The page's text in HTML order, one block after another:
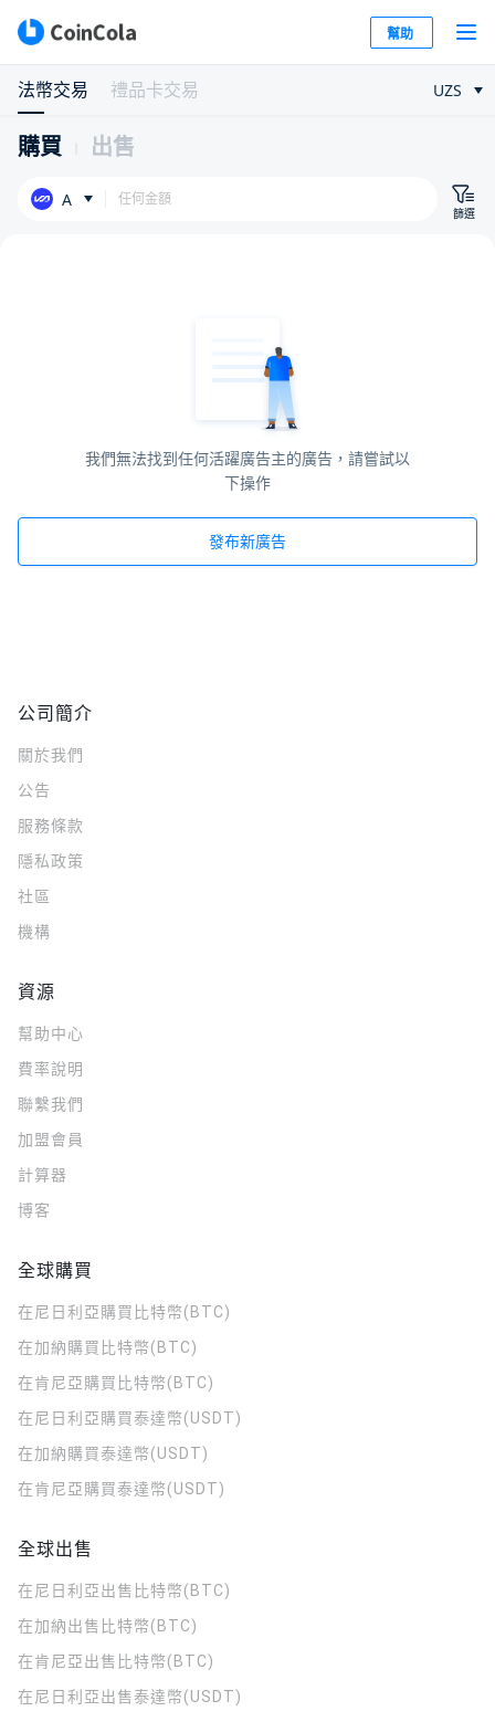
幫助
法幣交易 禮品卡交易 UZS
購買 出售
A
篩選
我們無法找到任何活躍廣告主的廣告，請嘗試以
下操作
發布新廣告
公司簡介
關於我們
公告
服務條款
隱私政策
社區
機構
資源
幫助中心
費率說明
聯繫我們
加盟會員
計算器
博客
全球購買
在尼日利亞購買比特幣(BTC)
在加納購買比特幣(BTC)
在肯尼亞購買比特幣(BTC)
在尼日利亞購買泰達幣(USDT)
在加納購買泰達幣(USDT)
在肯尼亞購買泰達幣(USDT)
全球出售
在尼日利亞出售比特幣(BTC)
在加納出售比特幣(BTC)
在肯尼亞出售比特幣(BTC)
在尼日利亞出售泰達幣(USDT)